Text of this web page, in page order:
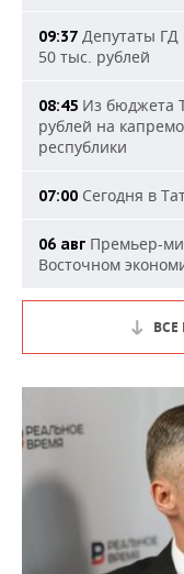
09:37 Депутаты
50 тыс. рублей
08:45 Из бюджета
рублей на
республики
07:00 Сегодня в
06 авг Премьер-
Восточном